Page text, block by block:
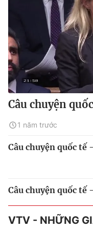
Câu chuyện
1 năm trước
Câu chuyện quốc tế
Câu chuyện quốc
VTV - NHỮNG